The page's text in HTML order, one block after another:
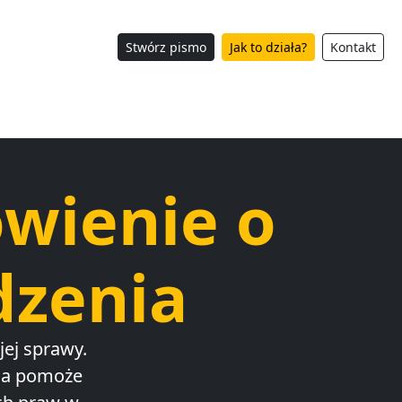
Stwórz pismo Jak to działa? Kontakt
o
sprawy.
pomoże